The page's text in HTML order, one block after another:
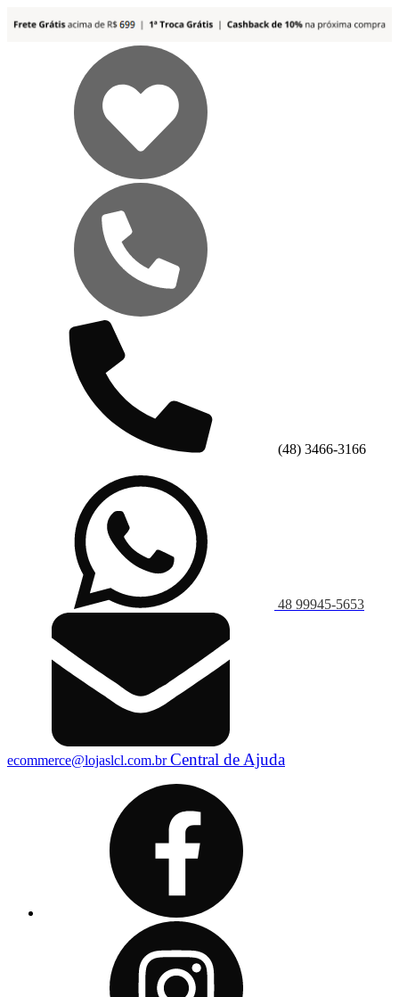
(48) 3466-3166
48 99945-5653
ecommerce@lojaslcl.com.brCentral de Ajuda